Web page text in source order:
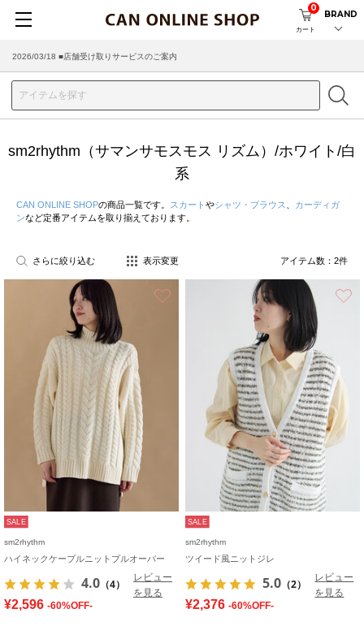
カート
0
BRAND
2026/03/18 ■店舗受け取りサービスのご案内
sm2rhythm（サマンサモスモス リズム）/ホワイト/白
系
CAN ONLINE SHOPの商品一覧です。 スカート やシャツ・ブラウス
カーディガ
ンなど定番アイテムを取り揃えております。
さらに絞り込む 表示変更 アイテム数： 2件
SALE
sm2rhythm
ハイネックケーブルニットプルオーバー
4.0 （4）
レビュー
を見る
¥2,596 -60%OFF-
SALE
sm2rhythm
ツイード風ニットジレ
5.0 （2）
レビュー
を見る
¥2,376 -60%OFF-